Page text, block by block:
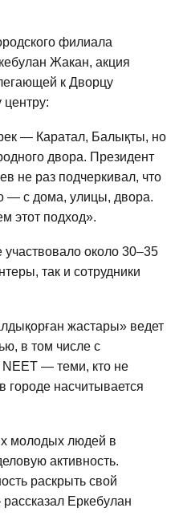
филиала
Жакан, акция
к Дворцу
— Каратал, Балықты, но
двора. Президент
не раз подчеркивал, что
— с дома, улицы, двора.
этот подход».
участвовало около 30–35
так и сотрудники
жастары» ведет
в том числе с
NEET — теми, кто не
городе насчитывается
молодых людей в
активность.
раскрыть свой
Еркебулан